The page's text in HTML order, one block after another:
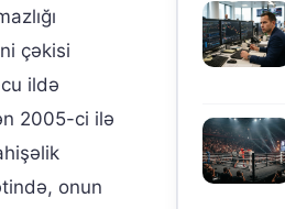
çəkisi
ildə
2005-ci ilə
onun